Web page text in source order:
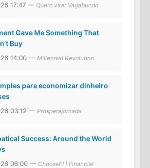
17:47 — Quero virar Vagabundo
Gave Me Something That
Buy
14:00 — Millennial Revolution
para economizar dinheiro
03:12 — Prosperajornada
Success: Around the World
06:00 — ChooseFI | Financial